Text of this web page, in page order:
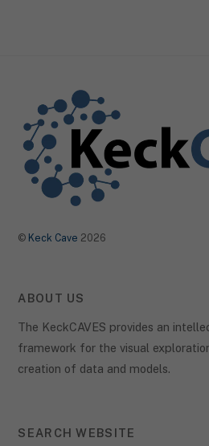
© Keck Cave 2026
ABOUT US
The KeckCAVES provides an
framework for the visual
creation of data and models.
SEARCH WEBSITE